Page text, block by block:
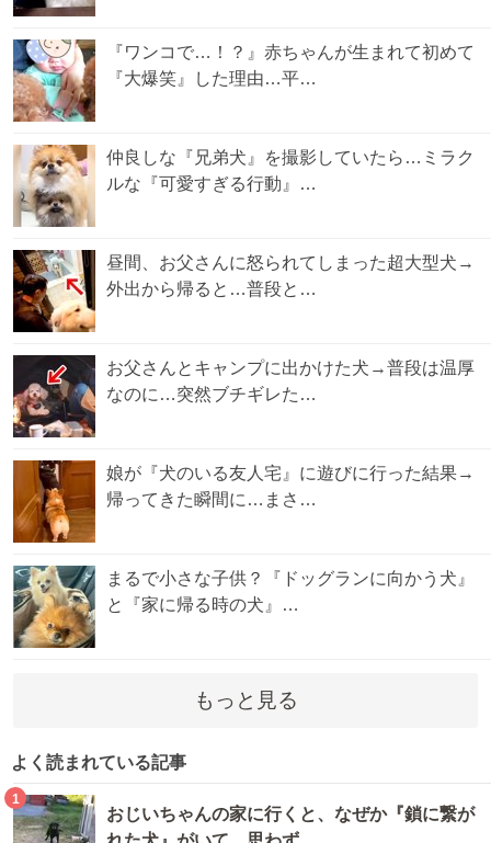
『ワンコで…！？』赤ちゃんが生まれて初めて
『大爆笑』した理由…平…
仲良しな『兄弟犬』を撮影していたら…ミラク
ルな『可愛すぎる行動』…
昼間、お父さんに怒られてしまった超大型犬→
外出から帰ると…普段と…
お父さんとキャンプに出かけた犬→普段は温厚
なのに…突然ブチギレた…
娘が『犬のいる友人宅』に遊びに行った結果→
帰ってきた瞬間に…まさ…
まるで小さな子供？『ドッグランに向かう犬』
と『家に帰る時の犬』…
もっと見る
よく読まれている記事
1
おじいちゃんの家に行くと、なぜか『鎖に繋が